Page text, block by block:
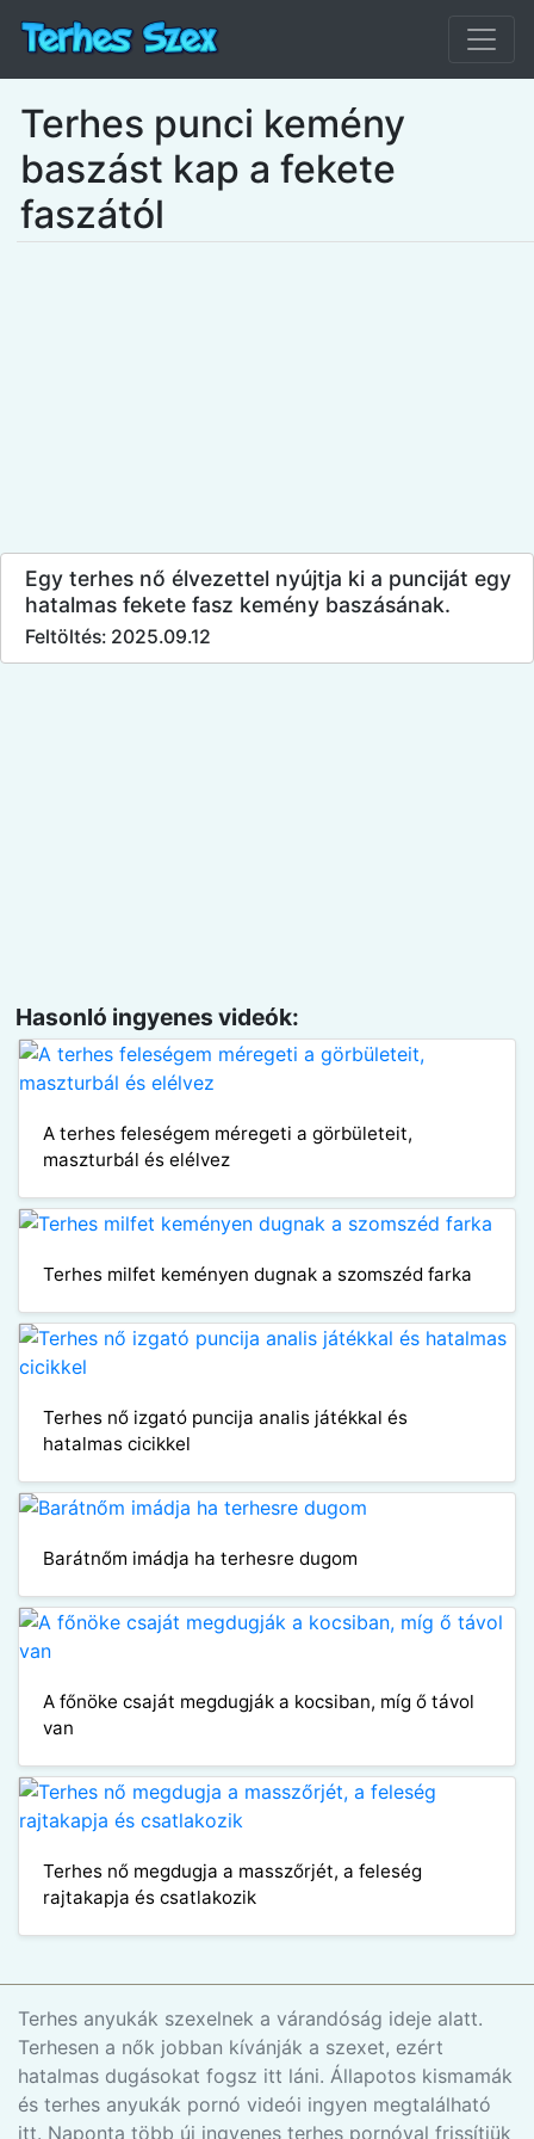
Terhes punci kemény
baszást kap a fekete
faszától
Egy terhes nő élvezettel nyújtja ki a punciját egy
hatalmas fekete fasz kemény baszásának.
Feltöltés: 2025.09.12
Hasonló ingyenes videók:
A terhes feleségem méregeti a görbületeit,
maszturbál és elélvez
Terhes milfet keményen dugnak a szomszéd farka
Terhes nő izgató puncija analis játékkal és
hatalmas cicikkel
Barátnőm imádja ha terhesre dugom
A főnöke csaját megdugják a kocsiban, míg ő távol
van
Terhes nő megdugja a masszőrjét, a feleség
rajtakapja és csatlakozik
Terhes anyukák szexelnek a várandóság ideje alatt.
Terhesen a nők jobban kívánják a szexet, ezért
hatalmas dugásokat fogsz itt láni. Állapotos kismamák
és terhes anyukák pornó videói ingyen megtalálható
itt. Naponta több új ingyenes terhes pornóval frissítjük